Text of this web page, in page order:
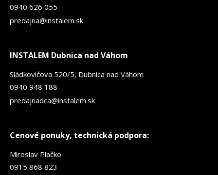
0940 626 055
predajna@instalem.sk
INSTALEM Dubnica nad Váhom
Sládkovičova 520/5, Dubnica nad Váhom
0940 948 188
predajnadca@instalem.sk
Cenové ponuky, technická podpora:
Miroslav Plačko
0915 868 823